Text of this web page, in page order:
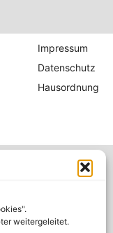
weitergeleitet.
Impressum
Datenschutz
Hausordnung